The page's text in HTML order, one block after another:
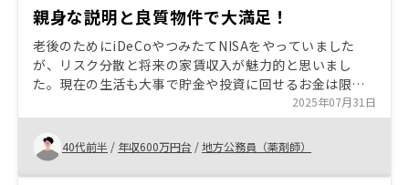
親身な説明と良質物件で大満足！
老後のためにiDeCoやつみたてNISAをやっていました
が、リスク分散と将来の家賃収入が魅力的と思いまし
た。現在の生活も大事で貯金や投資に回せるお金は限度
があるので、家賃という他人資本も使って効率的に資産
形成できる不動産投資は自分にとってピッタリだと感じ
ました。 説明が的確で分からない事や確認したい事は、
その都度何度でも確認する機会を作ってくれ、全部解決
できます。ご提案いただいた物件も手入れが行き届いて
2025年07月31日
40代前半 / 年収600万円台 /地方公務員（薬剤師）